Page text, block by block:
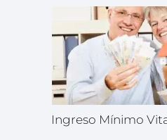
Ingreso Mínimo